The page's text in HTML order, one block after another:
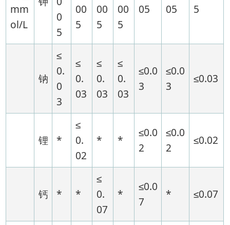
mm
ol/L
0
5
00
5
00
5
00
5
05
05
5
钠
≤
0.
0
3
≤
0.
03
≤
0.
03
≤
0.
03
≤0.0
3
≤0.0
3
≤0.03
锂 *
≤
0.
02
* *
≤0.0
2
≤0.0
2
≤0.02
钙 * *
≤
0.
07
*
≤0.0
7
* ≤0.07